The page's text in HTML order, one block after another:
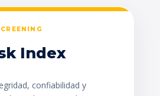
Index
confiabilidad y